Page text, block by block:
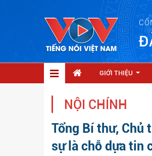
GIỚI THIỆU
NỘI CHÍNH
Tổng Bí thư, Chủ
sự là chỗ dựa tin